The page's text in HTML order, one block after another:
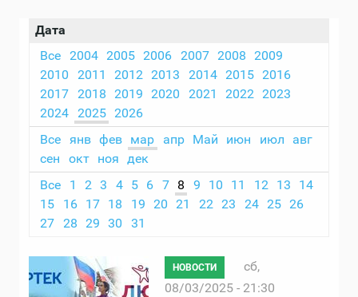
Дата
Все
2004 2005 2006 2007 2008
2009
2010
2011 2012 2013 2014 2015 2016
2017
2018 2019 2020 2021 2022 2023
2024
2025
2026
Все янв фев мар апр Май июн июл
авг
сен
окт ноя дек
Все
1 2 3 4 5 6 7 8 9 10 11 12 13
14
15
16 17 18 19 20 21 22 23 24 25 26
27
28 29 30 31
НОВОСТИ
сб,
08/03/2025 - 21:30